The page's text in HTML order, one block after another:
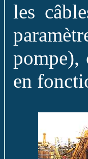
les
pompe),
en